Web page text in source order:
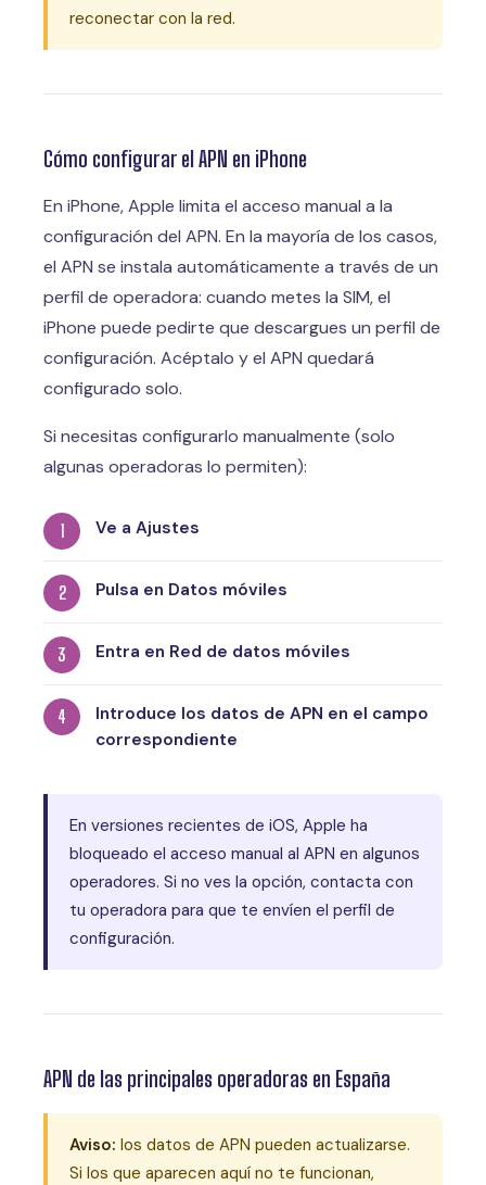
reconectar con la red.
Cómo configurar el APN en iPhone
En iPhone, Apple limita el acceso manual a la
configuración del APN. En la mayoría de los casos,
el APN se instala automáticamente a través de un
perfil de operadora: cuando metes la SIM, el
iPhone puede pedirte que descargues un perfil de
configuración. Acéptalo y el APN quedará
configurado solo.
Si necesitas configurarlo manualmente (solo
algunas operadoras lo permiten):
Ve a Ajustes
Pulsa en Datos móviles
Entra en Red de datos móviles
Introduce los datos de APN en el campo
correspondiente
En versiones recientes de iOS, Apple ha
bloqueado el acceso manual al APN en algunos
operadores. Si no ves la opción, contacta con
tu operadora para que te envíen el perfil de
configuración.
APN de las principales operadoras en España
Aviso: los datos de APN pueden actualizarse.
Si los que aparecen aquí no te funcionan,